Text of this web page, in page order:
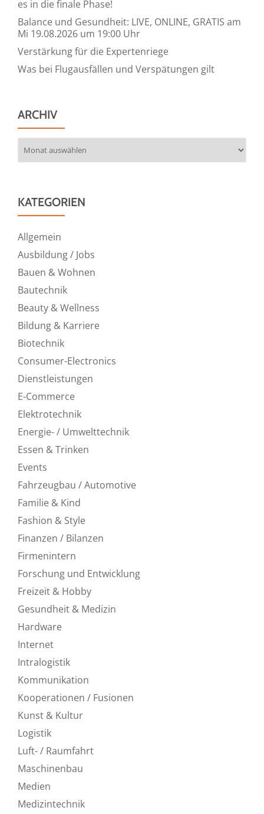
es in die finale Phase!
Balance und Gesundheit: LIVE, ONLINE, GRATIS am
Mi 19.08.2026 um 19:00 Uhr
Verstärkung für die Expertenriege
Was bei Flugausfällen und Verspätungen gilt
ARCHIV
KATEGORIEN
Allgemein
Ausbildung / Jobs
Bauen & Wohnen
Bautechnik
Beauty & Wellness
Bildung & Karriere
Biotechnik
Consumer-Electronics
Dienstleistungen
E-Commerce
Elektrotechnik
Energie- / Umwelttechnik
Essen & Trinken
Events
Fahrzeugbau / Automotive
Familie & Kind
Fashion & Style
Finanzen / Bilanzen
Firmenintern
Forschung und Entwicklung
Freizeit & Hobby
Gesundheit & Medizin
Hardware
Internet
Intralogistik
Kommunikation
Kooperationen / Fusionen
Kunst & Kultur
Logistik
Luft- / Raumfahrt
Maschinenbau
Medien
Medizintechnik